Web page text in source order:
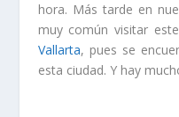
hora. Más tarde en
muy común visitar
Vallarta, pues se
esta ciudad. Y hay